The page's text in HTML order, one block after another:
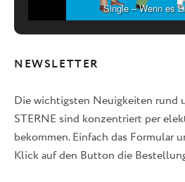
Single – Wenn es
NEWSLETTER
Die wichtigsten Neuigkeiten rund
STERNE sind konzentriert per
bekommen. Einfach das Formular
Klick auf den Button die